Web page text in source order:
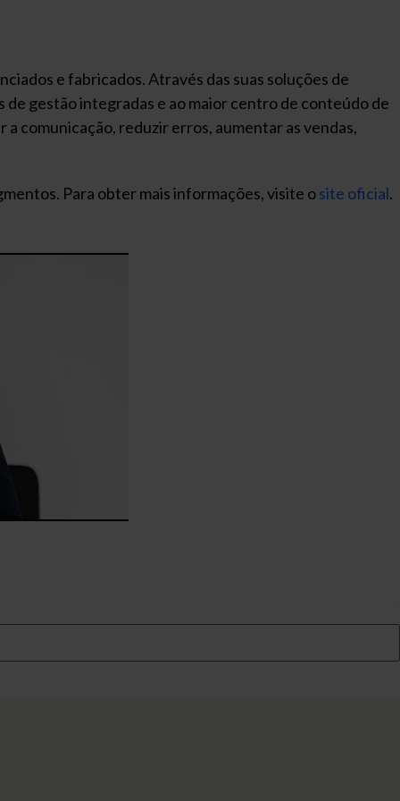
e fabricados. Através das suas soluções de
gestão integradas e ao maior centro de conteúdo de
comunicação, reduzir erros, aumentar as vendas,
Para obter mais informações, visite osite oficial.